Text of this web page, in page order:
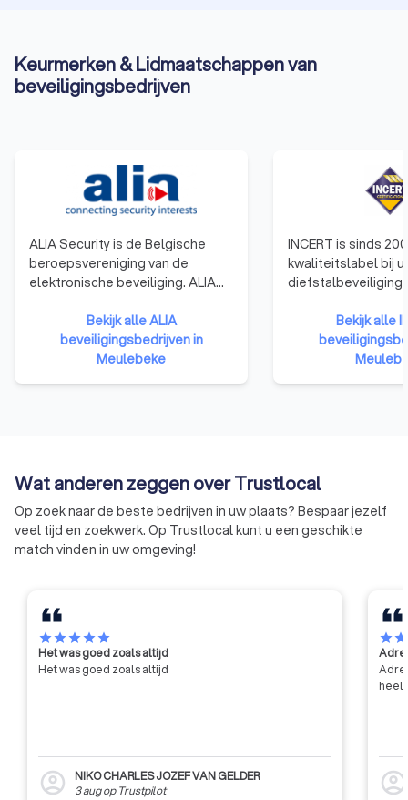
Keurmerken & Lidmaatschappen van
beveiligingsbedrijven
ALIA Security is de Belgische
beroepsvereniging van de
elektronische beveiliging. ALIA
installateurs, de fabrikanten en
de distributeurs inzake
inbraakdetectie, branddetectie,
Bekijk alle ALIA
beveiligingsbedrijven in
Meulebeke
INCERT is sinds
kwaliteitslabel bij
diefstalbeveiliging
België. Om uw
beschermen
inbraak, moet u op
hoog
certificeert ook de
gebruikt worden
alarmcentrales die
Bekijk alle
Wat anderen zeggen over Trustlocal
Op zoek naar de beste bedrijven in uw plaats? Bespaar jezelf
veel tijd en zoekwerk. Op Trustlocal kunt u een geschikte
match vinden in uw omgeving!
starstarstarstarstar
Het was goed zoals altijd
Het was goed zoals altijd
account_circle
NIKO CHARLES JOZEF VAN GELDER
3 augop Trustpilot
starstar
heel
account_circle